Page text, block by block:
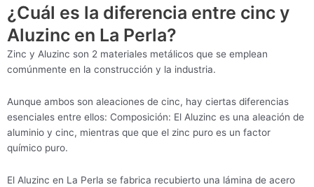
¿Cuál es la diferencia entre cinc y
Aluzinc en La Perla?
Zinc y Aluzinc son 2 materiales metálicos que se emplean
comúnmente en la construcción y la industria.
Aunque ambos son aleaciones de cinc, hay ciertas diferencias
esenciales entre ellos: Composición: El Aluzinc es una aleación de
aluminio y cinc, mientras que que el zinc puro es un factor
químico puro.
El Aluzinc en La Perla se fabrica recubierto una lámina de acero